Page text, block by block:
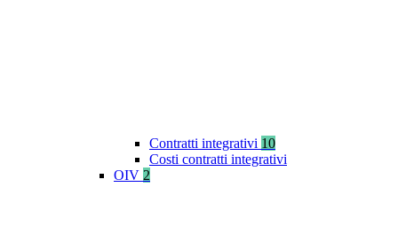
Contratti integrativi 10
Costi contratti integrativi
OIV 2